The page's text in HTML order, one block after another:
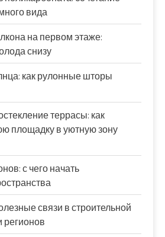
вида
на первом этаже:
снизу
как рулонные шторы
террасы: как
площадку в уютную зону
с чего начать
связи в строительной
регионов